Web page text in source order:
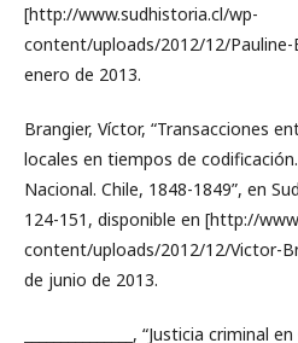
[http://www.sudhistoria.cl/wp-
content/uploads/2012/12/
enero de 2013.
Brangier, Víctor, “Transacciones
locales en tiempos de
Nacional. Chile, 1848-1849”, en
124-151, disponible en [http://
content/uploads/2012/12/Victor-
de junio de 2013.
_______________, “Justicia